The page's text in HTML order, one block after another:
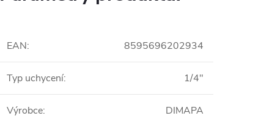
EAN: 8595696202934
Typ uchycení: 1/4"
Výrobce: DIMAPA